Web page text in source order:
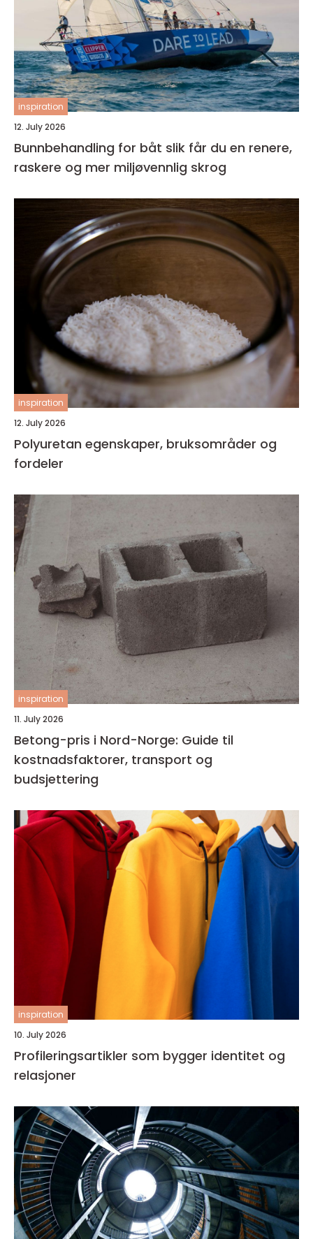
inspiration
12. July 2026
Bunnbehandling for båt slik får du en renere,
raskere og mer miljøvennlig skrog
inspiration
12. July 2026
Polyuretan egenskaper, bruksområder og
fordeler
inspiration
11. July 2026
Betong-pris i Nord-Norge: Guide til
kostnadsfaktorer, transport og
budsjettering
inspiration
10. July 2026
Profileringsartikler som bygger identitet og
relasjoner